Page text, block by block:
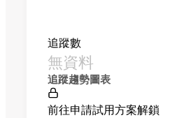
追蹤數
無資料
追蹤趨勢圖表
前往申請試用方案解鎖